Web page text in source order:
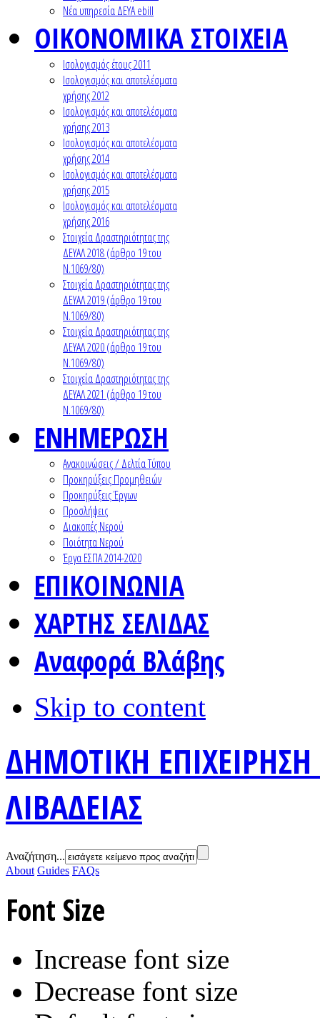
Nέα υπηρεσία ΔΕΥΑ ebill
ΟΙΚΟΝΟΜΙΚΑ ΣΤΟΙΧΕΙΑ
Ισολογισμός έτους 2011
Ισολογισμός και αποτελέσματα
χρήσης 2012
Ισολογισμός και αποτελέσματα
χρήσης 2013
Ισολογισμός και αποτελέσματα
χρήσης 2014
Ισολογισμός και αποτελέσματα
χρήσης 2015
Ισολογισμός και αποτελέσματα
χρήσης 2016
Στοιχεία Δραστηριότητας της
ΔΕΥΑΛ 2018 (άρθρο 19 του
Ν.1069/80)
Στοιχεία Δραστηριότητας της
ΔΕΥΑΛ 2019 (άρθρο 19 του
Ν.1069/80)
Στοιχεία Δραστηριότητας της
ΔΕΥΑΛ 2020 (άρθρο 19 του
Ν.1069/80)
Στοιχεία Δραστηριότητας της
ΔΕΥΑΛ 2021 (άρθρο 19 του
Ν.1069/80)
ΕΝΗΜΕΡΩΣΗ
Ανακοινώσεις / Δελτία Τύπου
Προκηρύξεις Προμηθειών
Προκηρύξεις Έργων
Προσλήψεις
Διακοπές Νερού
Ποιότητα Νερού
Έργα ΕΣΠΑ 2014-2020
ΕΠΙΚΟΙΝΩΝΙΑ
ΧΑΡΤΗΣ ΣΕΛΙΔΑΣ
Αναφορά Βλάβης
Skip to content
ΔΗΜΟΤΙΚΗ
ΛΙΒΑΔΕΙΑΣ
Αναζήτηση...
About Guides FAQs
Font Size
Increase font size
Decrease font size